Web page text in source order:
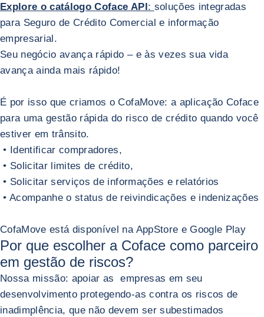
Explore o catálogo Coface API: soluções integradas
para Seguro de Crédito Comercial e informação
empresarial.
Voltar para Coface API portal
CofaMove
Seu negócio avança rápido – e às vezes sua vida
avança ainda mais rápido!
É por isso que criamos o CofaMove: a aplicação Coface
para uma gestão rápida do risco de crédito quando você
estiver em trânsito.
• Identificar compradores,
• Solicitar limites de crédito,
• Solicitar serviços de informações e relatórios
• Acompanhe o status de reivindicações e indenizações
CofaMove está disponível na AppStore e Google Play
Voltar para CofaMove
Por que escolher a Coface como parceiro
em gestão de riscos?
Nossa missão: apoiar as empresas em seu
desenvolvimento protegendo-as contra os riscos de
inadimplência, que não devem ser subestimados